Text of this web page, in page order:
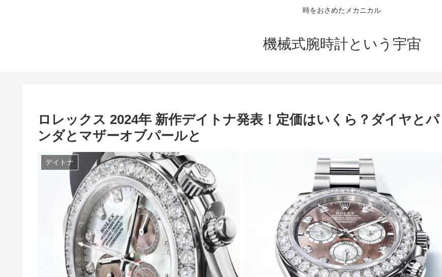
時をおさめたメカニカル
機械式腕時計という宇宙
ロレックス 2024年 新作デイトナ発表！定価はいくら？ダイヤとパ
ンダとマザーオブパールと
デイトナ